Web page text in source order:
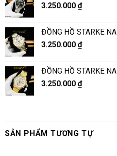
3.250.000 ₫
ĐỒNG HỒ STARKE
3.250.000 ₫
ĐỒNG HỒ STARKE
3.250.000 ₫
SẢN PHẨM TƯƠNG TỰ